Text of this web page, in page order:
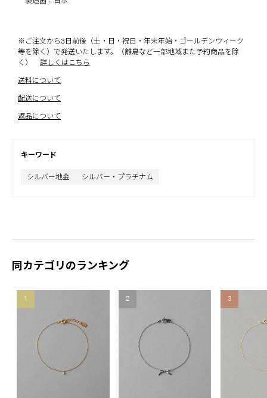
※ご注文から3日前後（土・日・祝日・年末年始・ゴールデンウィーク
等を除く）で発送いたします。（離島など一部地域また予約商品を除
く）
詳しくはこちら
送料について
配送について
返品について
キーワード
シルバー地金 シルバー・プラチナム
同カテゴリのランキング
1 2 3